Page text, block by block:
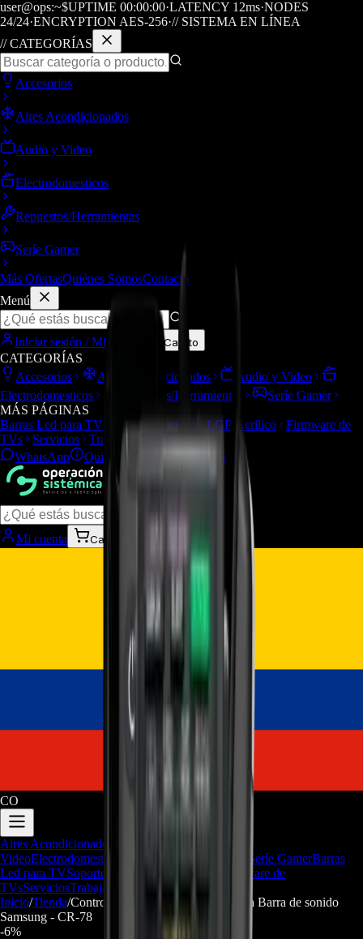
user@ops:~$UPTIME 00:00:00·LATENCY 12ms·NODES
24/24·ENCRYPTION AES-256·// SISTEMA EN LÍNEA
// CATEGORÍAS
Accesorios
Aires Acondicionados
Audio y Video
Electrodomesticos
Repuestos/Herramientas
Seríe Gamer
Más OfertasQuiénes SomosContacto
Menú
Iniciar sesión / Mi cuenta Carrito
CATEGORÍAS
Accesorios
Aires Acondicionados
Audio y Video
Electrodomesticos
Repuestos/Herramientas
Seríe Gamer
MÁS PÁGINAS
Barras Led para TV
Soporte Técnico LGP/Acrilico
Firmware de
TVs
Servicios
Trabaja con nosotros
WhatsApp
Quiénes Somos Contacto
Mi cuenta Carrito
CO
Aires Acondicionados
VideoElectrodomesticos Seríe GamerBarras
Led para TVSoporte Técnico
Firmware de
TVsServiciosTrabaja con nosotros
Inicio/Tienda/Control remoto AH59-02758A Para Barra de sonido
Samsung - CR-78
-6%